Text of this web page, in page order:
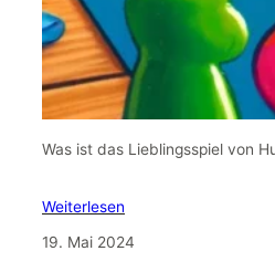
Was ist das Lieblingsspiel von
Weiterlesen
19. Mai 2024